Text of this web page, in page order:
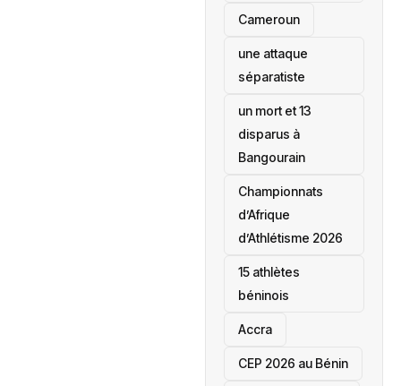
‎Cameroun
une attaque
séparatiste
un mort et 13
disparus à
Bangourain
‎Championnats
d’Afrique
d’Athlétisme 2026
15 athlètes
béninois
Accra
‎CEP 2026 au Bénin